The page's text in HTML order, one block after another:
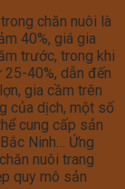
chăn nuôi là
40%, giá gia
trước, trong khi
40%, dẫn đến
gia cầm trên
của dịch, một số
cung cấp sản
Ninh… Ứng
nuôi trang
quy mô sản